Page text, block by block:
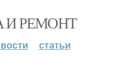
И РЕМОНТ
статьи